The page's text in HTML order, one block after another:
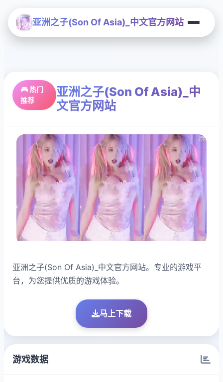
亚洲之子(Son Of Asia)_中文官方网站
🎮 热门
推荐
亚洲之子(Son Of Asia)_中
文官方网站
亚洲之子(Son Of Asia)_中文官方网站。专业的游戏平
台，为您提供优质的游戏体验。
马上下载
游戏数据